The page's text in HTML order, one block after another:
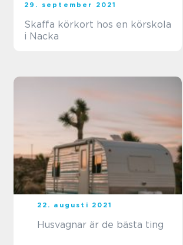
29. september 2021
Skaffa körkort hos en körskola
i Nacka
22. augusti 2021
Husvagnar är de bästa ting